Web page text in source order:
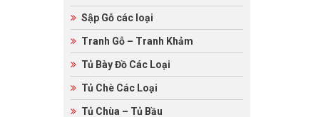
Sập Gỗ các loại
Tranh Gỗ – Tranh Khảm
Tủ Bày Đồ Các Loại
Tủ Chè Các Loại
Tủ Chùa – Tủ Bầu